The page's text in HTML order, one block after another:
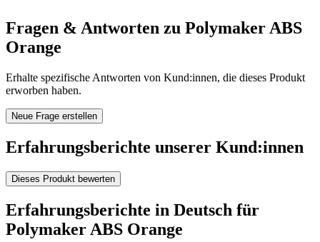
Fragen & Antworten zu Polymaker ABS
Orange
Erhalte spezifische Antworten von Kund:innen, die dieses Produkt
erworben haben.
Neue Frage erstellen
Erfahrungsberichte unserer Kund:innen
Dieses Produkt bewerten
Erfahrungsberichte in Deutsch für
Polymaker ABS Orange